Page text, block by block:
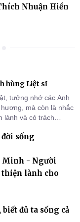
Nhuận Hiền
hùng Liệt sĩ
tưởng nhớ các Anh
mà còn là nhắc
lành và có trách
sống
Minh - Người
lành cho
đủ ta sống cả